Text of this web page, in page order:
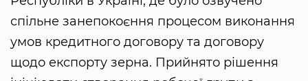
спільне занепокоєння процесом виконання
умов кредитного договору та договору
щодо експорту зерна. Прийнято рішення